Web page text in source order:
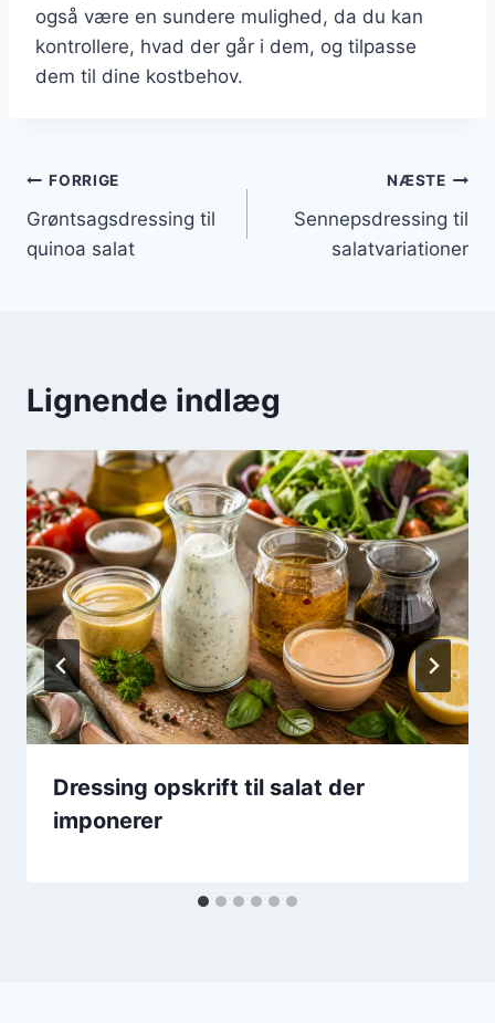
også være en sundere mulighed, da du kan
kontrollere, hvad der går i dem, og tilpasse
dem til dine kostbehov.
Indlægsnavigation
FORRIGE
Grøntsagsdressing til
quinoa salat
NÆSTE
Sennepsdressing til
salatvariationer
Lignende indlæg
Dressing opskrift til salat der
imponerer